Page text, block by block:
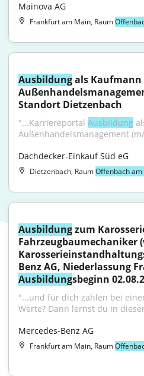
Mainova AG
Frankfurt am Main, Raum
Ausbildung als
Standort Dietzenbach
"...Karriereportal Ausbildung
Außenhandelsmanagement
Dachdecker-Einkauf Süd eG
Dietzenbach, RaumOffenbach
Ausbildung zum
Fahrzeugbaumechaniker
Ausbildungsbeginn
"...und für dich zählen bei
Werte? Dann lernst du in
Mercedes-Benz AG
Frankfurt am Main, Raum